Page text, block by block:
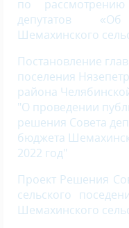
по
депутатов
Шемахинского
Постановление
поселения
района
"О проведении
решения Совета
бюджета
2022 год"
Проект Решения
сельского
Шемахинского